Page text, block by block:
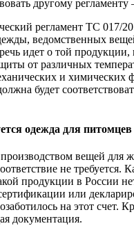
другому
регламент ТС 017/
ведомственных
идет о той продукции,
от различных
и химических
будет
одежда для питомцев
вещей для
не требуется.
продукции в России
или
на этот счет.
документация.